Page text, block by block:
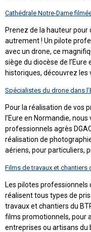
Cathédrale Notre-Dame
Prenez de la hauteur
autrement ! Un pilote
avec un drone, ce
siège du diocèse de
historiques, découvrez les
Spécialistes du drone dans
Pour la réalisation de vos
l’Eure en Normandie,
professionnels agrès
réalisation de
aériens, pour particuliers,
Films de travaux et chantiers
Les pilotes professionnels
réalisent tous types de
travaux et chantiers du
films promotionnels, pour
entreprises ou artisans du